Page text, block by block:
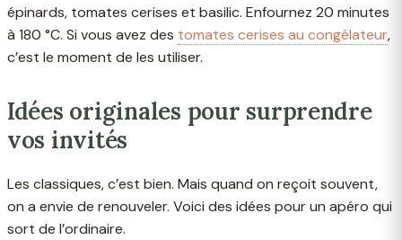
épinards, tomates cerises et basilic. Enfournez 20 minutes
à 180 °C. Si vous avez des tomates cerises au congélateur,
c’est le moment de les utiliser.
Idées originales pour surprendre
vos invités
Les classiques, c’est bien. Mais quand on reçoit souvent,
on a envie de renouveler. Voici des idées pour un apéro qui
sort de l’ordinaire.